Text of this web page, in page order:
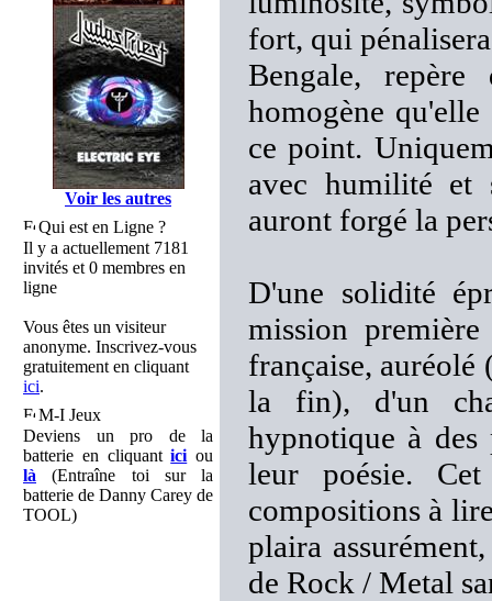
Voir les autres
Qui est en Ligne ?
Il y a actuellement 7181
invités et 0 membres en
ligne
Vous êtes un visiteur
anonyme. Inscrivez-vous
gratuitement en cliquant
ici.
M-I Jeux
Deviens un pro de la
batterie en cliquantici ou
là (Entraîne toi sur la
batterie de Danny Carey de
TOOL)
fort, qui
Bengale,
homogène
ce point.
avec humilité et
auront forgé la
D'une solidité
mission
française, auréolé
la fin), d'un
hypnotique à des
leur poésie.
compositions à
plaira
de Rock / Metal